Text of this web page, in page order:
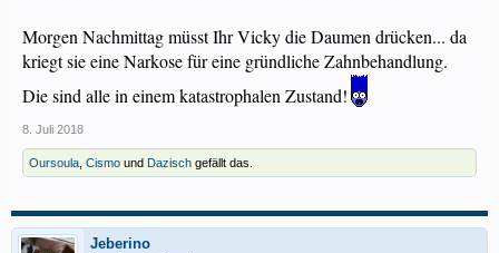
Morgen Nachmittag müsst Ihr Vicky die Daumen drücken... da
kriegt sie eine Narkose für eine gründliche Zahnbehandlung.
Die sind alle in einem katastrophalen Zustand!
8. Juli 2018
Oursoula Cismo und Dazisch gefällt das.
Jeberino